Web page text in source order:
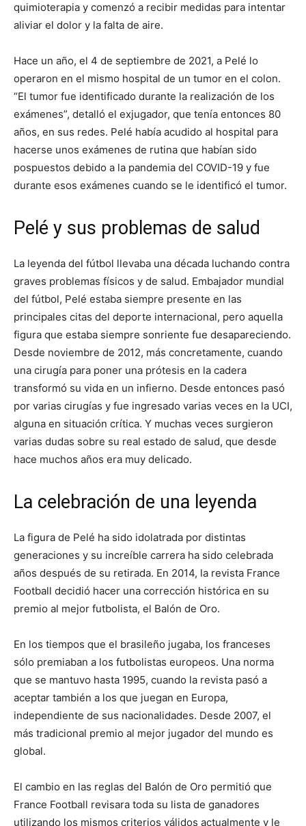
quimioterapia y comenzó a recibir medidas para intentar
aliviar el dolor y la falta de aire.
Hace un año, el 4 de septiembre de 2021, a Pelé lo
operaron en el mismo hospital de un tumor en el colon.
“El tumor fue identificado durante la realización de los
exámenes”, detalló el exjugador, que tenía entonces 80
años, en sus redes. Pelé había acudido al hospital para
hacerse unos exámenes de rutina que habían sido
pospuestos debido a la pandemia del COVID-19 y fue
durante esos exámenes cuando se le identificó el tumor.
Pelé y sus problemas de salud
La leyenda del fútbol llevaba una década luchando contra
graves problemas físicos y de salud. Embajador mundial
del fútbol, Pelé estaba siempre presente en las
principales citas del deporte internacional, pero aquella
figura que estaba siempre sonriente fue desapareciendo.
Desde noviembre de 2012, más concretamente, cuando
una cirugía para poner una prótesis en la cadera
transformó su vida en un infierno. Desde entonces pasó
por varias cirugías y fue ingresado varias veces en la UCI,
alguna en situación crítica. Y muchas veces surgieron
varias dudas sobre su real estado de salud, que desde
hace muchos años era muy delicado.
La celebración de una leyenda
La figura de Pelé ha sido idolatrada por distintas
generaciones y su increíble carrera ha sido celebrada
años después de su retirada. En 2014, la revista France
Football decidió hacer una corrección histórica en su
premio al mejor futbolista, el Balón de Oro.
En los tiempos que el brasileño jugaba, los franceses
sólo premiaban a los futbolistas europeos. Una norma
que se mantuvo hasta 1995, cuando la revista pasó a
aceptar también a los que juegan en Europa,
independiente de sus nacionalidades. Desde 2007, el
más tradicional premio al mejor jugador del mundo es
global.
El cambio en las reglas del Balón de Oro permitió que
France Football revisara toda su lista de ganadores
utilizando los mismos criterios válidos actualmente y le